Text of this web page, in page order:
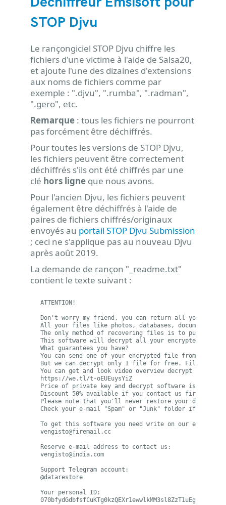
STOP Djvu
Le rançongiciel STOP Djvu chiffre les
fichiers d'une victime à l'aide de Salsa20,
et ajoute l'une des dizaines d'extensions
aux noms de fichiers comme par
exemple : ".djvu", ".rumba", ".radman",
".gero", etc.
Remarque : tous les fichiers ne pourront
pas forcément être déchiffrés.
Pour toutes les versions de STOP Djvu,
les fichiers peuvent être correctement
déchiffrés s'ils ont été chiffrés par une
clé hors ligne que nous avons.
Pour l'ancien Djvu, les fichiers peuvent
également être déchiffrés à l'aide de
paires de fichiers chiffrés/originaux
envoyés au portail STOP Djvu Submission
; ceci ne s'applique pas au nouveau Djvu
après août 2019.
La demande de rançon "_readme.txt"
contient le texte suivant :
ATTENTION!
Don't worry my friend, you can return all your
All your files like photos, databases, documents
The only method of recovering files is to purchase
This software will decrypt all your encrypted files.
What guarantees you have?
You can send one of your encrypted file from your
But we can decrypt only 1 file for free. File must
You can get and look video overview decrypt tool:
https://we.tl/t-oEUEuysYiZ
Price of private key and decrypt software is $980.
Discount 50% available if you contact us first 72
Please note that you'll never restore your data
Check your e-mail "Spam" or "Junk" folder if you
vengisto@firemail.cc
vengisto@india.com
Support Telegram account:
@datarestore
Your personal ID:
070bfydGdbfsfCuKTg0kzQEXr1ewwlkMM3sl8ZzT1uEg7811p2t1